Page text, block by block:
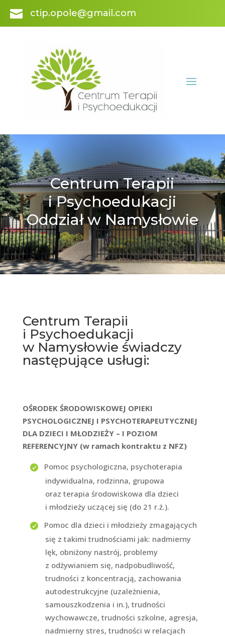
 ctip.opole@gmail.com
Centrum Terapii
i Psychoedukacji
Oddział w Namysłowie
Centrum Terapii
i Psychoedukacji
w Namysłowie świadczy
następujące usługi:
OŚRODEK ŚRODOWISKOWEJ OPIEKI
PSYCHOLOGICZNEJ I PSYCHOTERAPEUTYCZNEJ
DLA DZIECI I MŁODZIEŻY – I POZIOM
REFERENCYJNY (w ramach kontraktu z NFZ)
Pomoc psychologiczna, psychoterapia
indywidualna, rodzinna, grupowa
oraz terapia środowiskowa dla dzieci
i młodzieży uczącej się (do 21 r.ż.).
Pomoc dla dzieci i młodzieży zmagających
się z takimi trudnościami jak: nadmierny
lęk, obniżony nastrój, problemy
z odżywianiem się, nadpobudliwość,
trudności z koncentracją, zachowania
autodestrukcyjne (uzależnienia,
samouszkodzenia i in.), trudności
wychowawcze, trudności szkolne, agresja,
nadmierny stres, trudności w relacjach